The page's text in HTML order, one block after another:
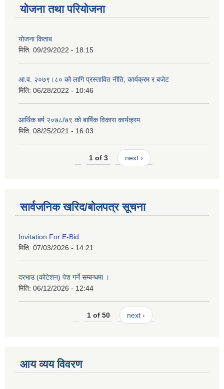
योजना तथा परियोजना
योजना किताब
मिति: 09/29/2022 - 18:15
आ.व. २०७९।८० को लागि प्रस्तावित नीति, कार्यक्रम र बजेट
मिति: 06/28/2022 - 10:46
आर्थिक बर्ष २०७८/७९ को बार्षिक विकास कार्यक्रम
मिति: 08/25/2021 - 16:03
1 of 3 next ›
सार्वजनिक खरिद/बोलपत्र सूचना
Invitation For E-Bid.
मिति: 07/03/2026 - 14:21
दरभाउ (कोटेशन) पेश गर्ने सम्बन्धमा ।
मिति: 06/12/2026 - 12:44
1 of 50 next ›
आय व्यय विवरण